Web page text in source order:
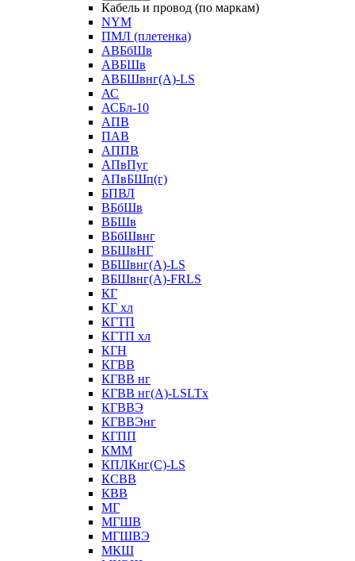
Кабель и провод (по маркам)
NYM
ПМЛ (плетенка)
АВБбШв
АВБШв
АВБШвнг(А)-LS
АС
АСБл-10
АПВ
ПАВ
АППВ
АПвПуг
АПвБШп(г)
БПВЛ
ВБбШв
ВБШв
ВБбШвнг
ВБШвНГ
ВБШвнг(А)-LS
ВБШвнг(А)-FRLS
КГ
КГ хл
КГТП
КГТП хл
КГН
КГВВ
КГВВ нг
КГВВ нг(А)-LSLTx
КГВВЭ
КГВВЭнг
КГПП
КММ
КПЛКнг(C)-LS
КСВВ
КВВ
МГ
МГШВ
МГШВЭ
МКШ